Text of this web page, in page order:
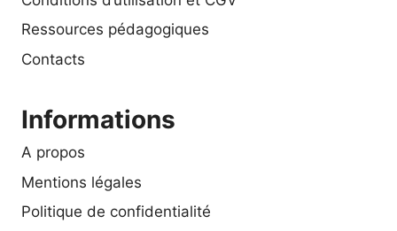
Ressources pédagogiques
Contacts
Informations
A propos
Mentions légales
Politique de confidentialité